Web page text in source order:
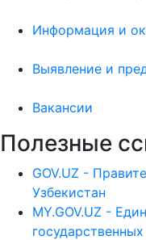
Информация и
Выявление и
Вакансии
Полезные
GOV.UZ -
Узбекистан
MY.GOV.UZ -
государственных